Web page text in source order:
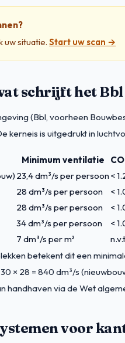
uw situatie.Start uw scan →
schrijft het
(Bbl, voorheen
kerneis is uitgedrukt in
Minimum ventilatie
23,4 dm³/s per persoon<
28 dm³/s per persoon
<
28 dm³/s per persoon
<
34 dm³/s per persoon
<
7 dm³/s per m²
betekent dit een
× 28 = 840 dm³/s
handhaven via de Wet
voor